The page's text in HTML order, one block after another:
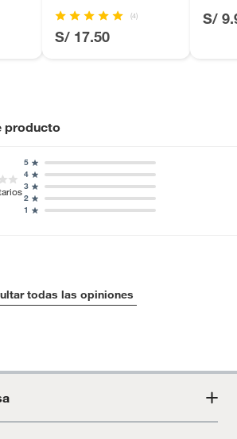
(4)
S/ 17.50
S/
producto
1
2
3
4
5
todas las opiniones